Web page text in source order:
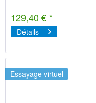
129,40 € *
Détails
Essayage virtuel